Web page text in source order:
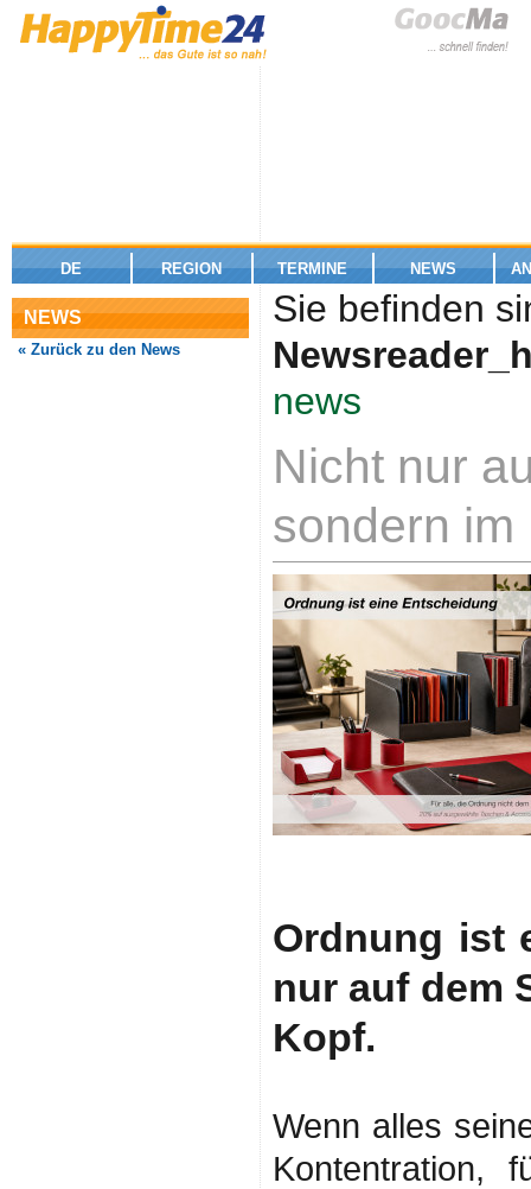
DE REGION TERMINE NEWS
NEWS
« Zurück zu den News
Sie befinden
news
Nicht nur
sondern im
Ordnung ist
nur auf dem
Kopf.
Wenn alles
Kontentration,